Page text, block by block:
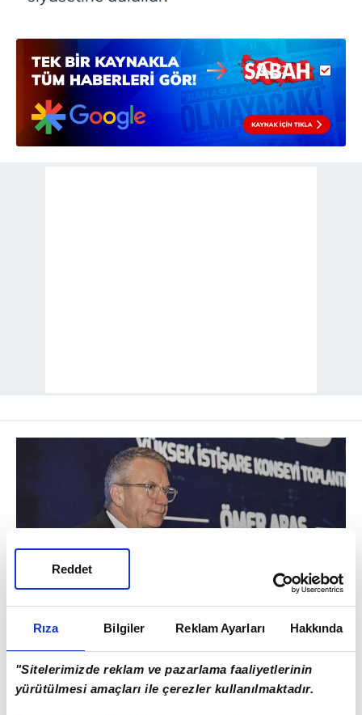
Rıza Bilgiler Reklam Ayarları Hakkında
"Sitelerimizde reklam ve pazarlama faaliyetlerinin
yürütülmesi amaçları ile çerezler kullanılmaktadır.
Reddet
04
Samimiler mi?
Hayır…